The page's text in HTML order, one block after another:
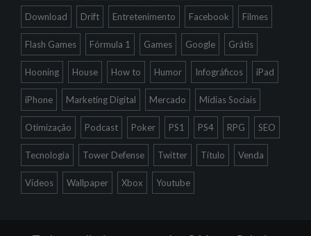
Download Drift Entretenimento Facebook Filmes
Flash Games Fórmula 1 Games Google Grátis
Hooning House How to Humor Infográficos iPad
iPhone Marketing Digital Mercado Mídias Sociais
Otimização Podcast Poker PS1 PS4 RPG SEO
Tecnologia Tower Defense Twitter Título Venda
Vídeos Wallpaper Xbox Youtube